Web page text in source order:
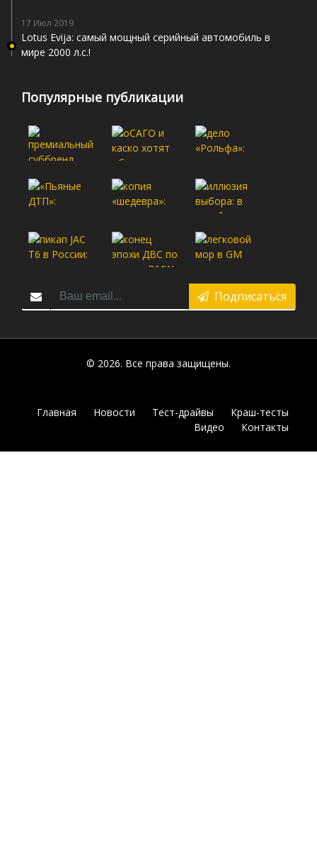
17 Июл 2019
Lotus Evija: самый мощный серийный автомобиль в
мире 2000 л.с.!
Популярные публикации
Подписаться
© 2026. Все права защищены.
Главная Новости Тест-драйвы
Краш-тесты
Видео
Контакты